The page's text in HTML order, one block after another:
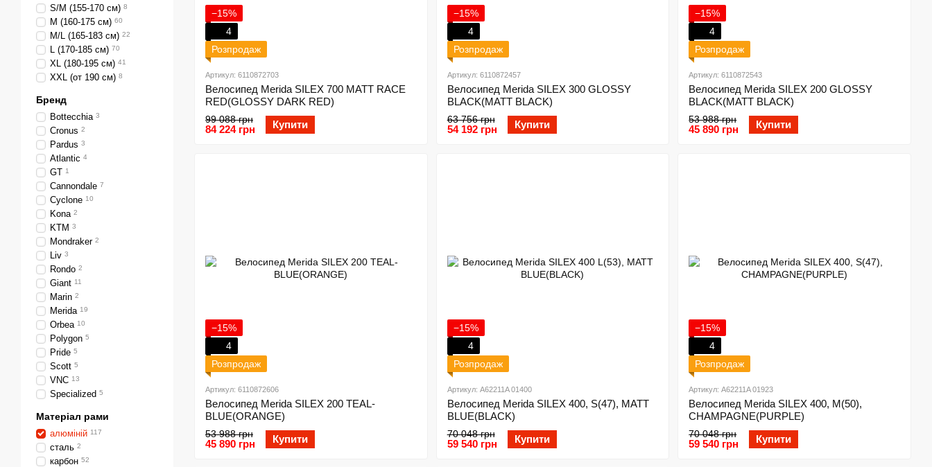
−15%
4
Розпродаж
Артикул: 6110872703
Велосипед Merida SILEX 700 MATT RACE
RED(GLOSSY DARK RED)
99 088 грн
84 224 грн Купити
−15%
4
Розпродаж
Артикул: 6110872457
Велосипед Merida SILEX 300 GLOSSY
BLACK(MATT BLACK)
63 756 грн
54 192 грн Купити
−15%
4
Розпродаж
Артикул: 6110872543
Велосипед Merida SILEX 200 GLOSSY
BLACK(MATT BLACK)
53 988 грн
45 890 грн Купити
−15%
4
Розпродаж
Артикул: 6110872606
Велосипед Merida SILEX 200 TEAL-
BLUE(ORANGE)
53 988 грн
45 890 грн Купити
−15%
4
Розпродаж
Артикул: A62211A 01400
Велосипед Merida SILEX 400, S(47), MATT
BLUE(BLACK)
70 048 грн
59 540 грн Купити
−15%
4
Розпродаж
Артикул: A62211A 01923
Велосипед Merida SILEX 400, M(50),
CHAMPAGNE(PURPLE)
70 048 грн
59 540 грн Купити
S/M (155-170 см) 8
M (160-175 см) 60
M/L (165-183 см) 22
L (170-185 см) 70
XL (180-195 см) 41
XXL (от 190 см) 8
Бренд
Bottecchia 3
Cronus 2
Pardus 3
Atlantic 4
GT 1
Cannondale 7
Cyclone 10
Kona 2
KTM 3
Mondraker 2
Liv 3
Rondo 2
Giant 11
Marin 2
Merida 19
Orbea 10
Polygon 5
Pride 5
Scott 5
VNC 13
Specialized 5
Матеріал рами
алюміній 117
сталь 2
карбон 52